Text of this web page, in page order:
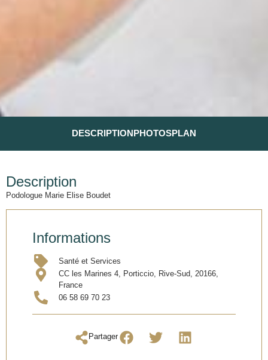
DESCRIPTIONPHOTOSPLAN
Description
Podologue Marie Elise Boudet
Informations
Santé et Services
CC les Marines 4, Porticcio, Rive-Sud, 20166,
France
06 58 69 70 23
Partager